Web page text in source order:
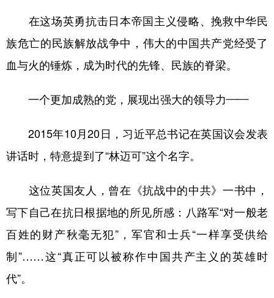
在这场英勇抗击日本帝国主义侵略、挽救中华民
族危亡的民族解放战争中，伟大的中国共产党经受了
血与火的锤炼，成为时代的先锋、民族的脊梁。
一个更加成熟的党，展现出强大的领导力——
2015年10月20日，习近平总书记在英国议会发表
讲话时，特意提到了“林迈可”这个名字。
这位英国友人，曾在《抗战中的中共》一书中，
写下自己在抗日根据地的所见所感：八路军“对一般老
百姓的财产秋毫无犯”，军官和士兵“一样享受供给
制”……这“真正可以被称作中国共产主义的英雄时
代”。